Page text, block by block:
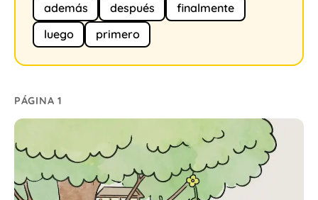
además después
finalmente
luego
primero
PÁGINA 1